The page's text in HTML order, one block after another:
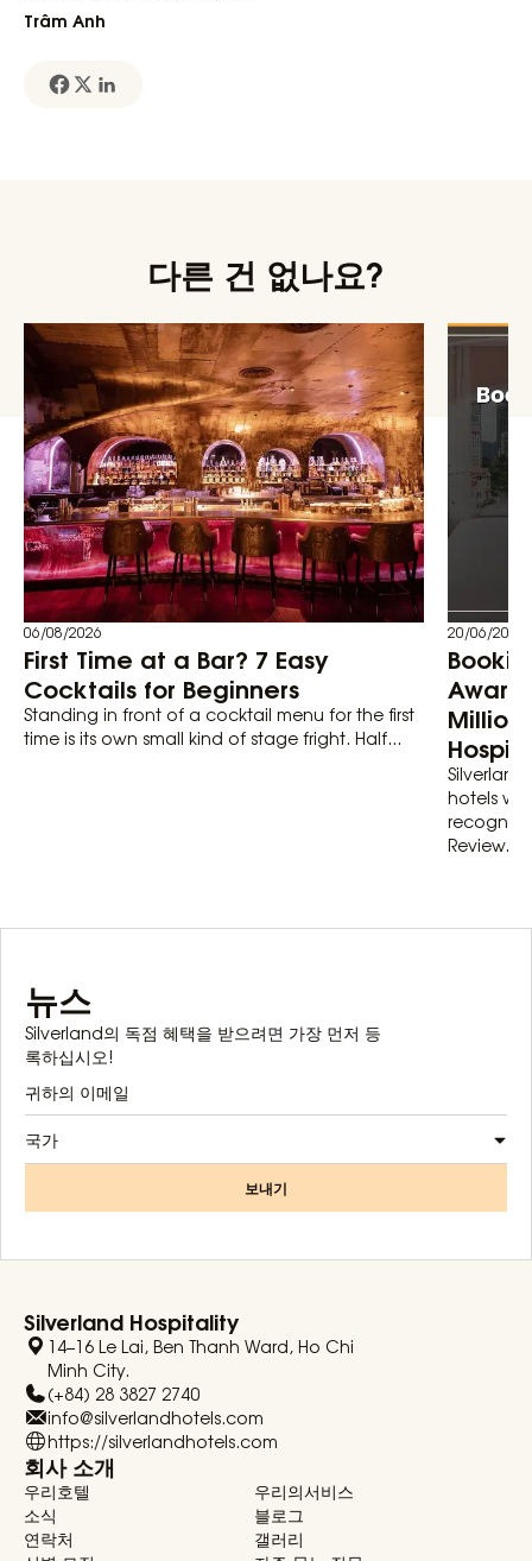
Trâm Anh
다른 건 없나요?
06/08/2026
First Time at a Bar? 7 Easy
Cocktails for Beginners
Standing in front of a cocktail menu for the first
time is its own small kind of stage fright. Half...
20/06/2026
hotels
Review...
뉴스
Silverland의 독점 혜택을 받으려면 가장 먼저 등
록하십시오!
국가
보내기
Silverland Hospitality
14–16 Le Lai, Ben Thanh Ward, Ho Chi
Minh City.
(+84) 28 3827 2740
info@silverlandhotels.com
https://silverlandhotels.com
회사 소개
우리호텔
우리의서비스
소식
블로그
연락처
갤러리